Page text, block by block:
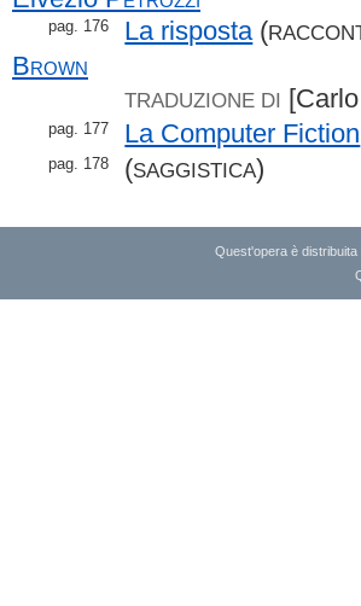
pag. 176 La risposta (
Brown
TRADUZIONE DI
pag. 177 La Computer Fiction
pag. 178 (SAGGISTICA)
Quest'opera è distribuita